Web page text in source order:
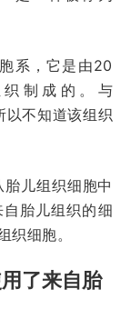
系，它是由20
制成的。与
以不知道该组织
胎儿组织细胞中
胎儿组织的细
织细胞。
了来自胎